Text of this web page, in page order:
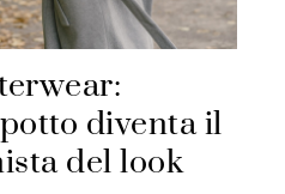
diventa il
del look